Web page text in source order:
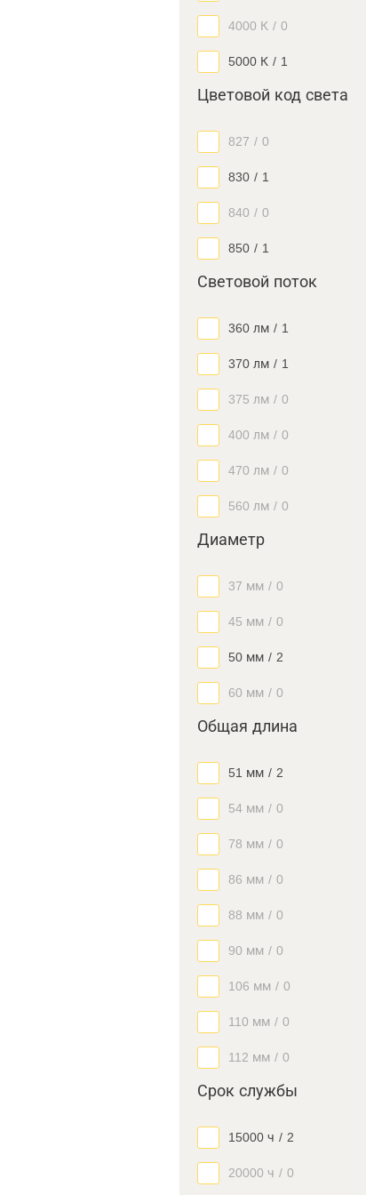
4000 К / 0
5000 К / 1
Цветовой код света
827 / 0
830 / 1
840 / 0
850 / 1
Световой поток
360 лм / 1
370 лм / 1
375 лм / 0
400 лм / 0
470 лм / 0
560 лм / 0
Диаметр
37 мм / 0
45 мм / 0
50 мм / 2
60 мм / 0
Общая длина
51 мм / 2
54 мм / 0
78 мм / 0
86 мм / 0
88 мм / 0
90 мм / 0
106 мм / 0
110 мм / 0
112 мм / 0
Срок службы
15000 ч / 2
20000 ч / 0